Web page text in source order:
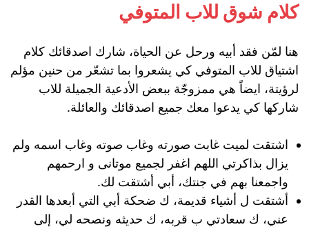
كلام شوق للاب المتوفي
هنا لمّن فقد أبيه ورحل عن الحياة، شارك اصدقائك كلام
اشتياق للاب المتوفي كي يشعروا بما تشعّر من حنين مؤلم
لرؤيتة، ايضاً هي ممزوجّة ببعض الأدعية الجميلة للاب
شاركها كي يدعوا معك جميع اصدقائك والعائلة.
اشتقت لميت غابت صورته وغاب صوته وغاب اسمه ولم
يزال بذاكرتي اللهم اغفر لجميع موتانى و ارحمهم
واجمعنا بهم في جنتك، أبي أشتقت لك.
أشتقت ل أشياء قديمة، ك ضحكة أبي التي أبعدها القدر
عني، ك سعادتي ب قربه، ك حديثه ونصحه لي، إلى